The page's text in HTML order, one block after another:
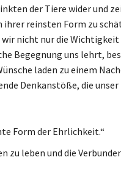
der Tiere wider und
reinsten Form zu
nicht nur die Wichtigkeit
Begegnung uns lehrt,
laden zu einem
Denkanstöße, die
Form der Ehrlichkeit.“
zu leben und die